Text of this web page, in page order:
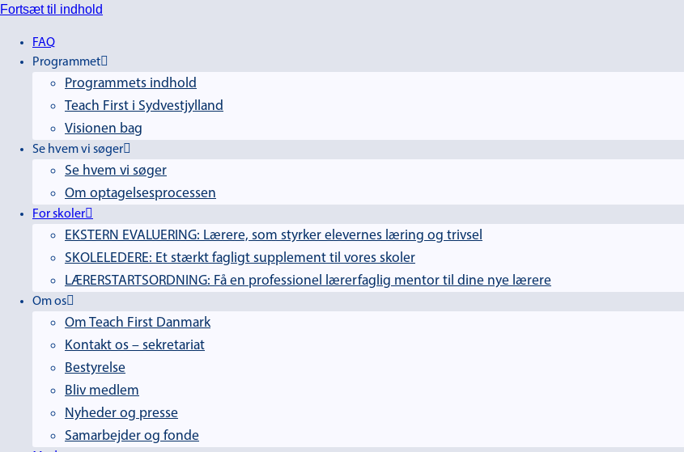
Fortsæt til indhold
FAQ
Programmet
Programmets indhold
Teach First i Sydvestjylland
Visionen bag
Se hvem vi søger
Se hvem vi søger
Om optagelsesprocessen
For skoler
EKSTERN EVALUERING: Lærere, som styrker elevernes læring og trivsel
SKOLELEDERE: Et stærkt fagligt supplement til vores skoler
LÆRERSTARTSORDNING: Få en professionel lærerfaglig mentor til dine nye lærere
Om os
Om Teach First Danmark
Kontakt os – sekretariat
Bestyrelse
Bliv medlem
Nyheder og presse
Samarbejder og fonde